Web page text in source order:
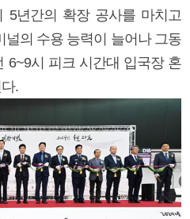
5년간의 확장 공사를 마치고
널의 수용 능력이 늘어나 그동
6~9시 피크 시간대 입국장 혼
.